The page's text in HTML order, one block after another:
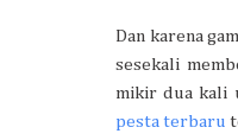
Dan karena
sesekali
mikir dua kali
pesta terbaru